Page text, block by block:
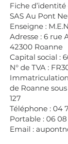
Fiche
SAS Au Pont
Enseigne :
Adresse : 6 rue
42300 Roanne
Capital social :
N° de TVA :
de Roanne
127
Téléphone : 04
Portable : 06 08
Email :